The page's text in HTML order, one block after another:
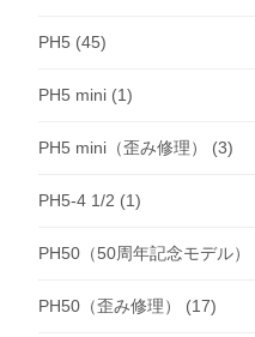
PH5 (45)
PH5 mini (1)
PH5 mini（歪み修理） (3)
PH5-4 1/2 (1)
PH50（50周年記念モデル）
PH50（歪み修理） (17)